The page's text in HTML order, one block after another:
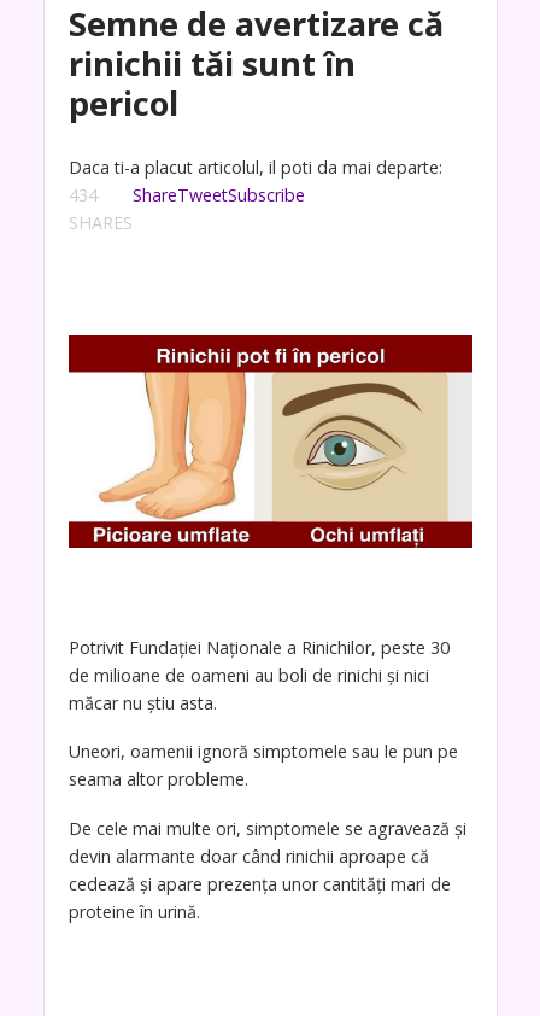
Semne de avertizare că
rinichii tăi sunt în
pericol
Daca ti-a placut articolul, il poti da mai departe:
434
SHARES
ShareTweetSubscribe
Potrivit Fundației Naționale a Rinichilor, peste 30
de milioane de oameni au boli de rinichi și nici
măcar nu știu asta.
Uneori, oamenii ignoră simptomele sau le pun pe
seama altor probleme.
De cele mai multe ori, simptomele se agravează și
devin alarmante doar când rinichii aproape că
cedează și apare prezența unor cantități mari de
proteine ​​în urină.